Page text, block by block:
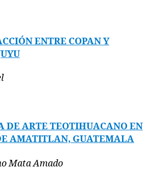
ENTRE COPAN Y
DE ARTE TEOTIHUACANO EN
AMATITLAN, GUATEMALA
Amado